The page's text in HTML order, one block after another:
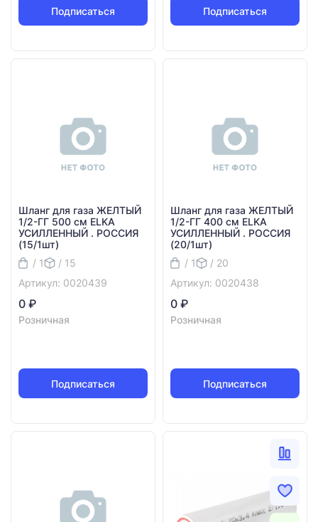
Подписаться Подписаться
Шланг для газа ЖЕЛТЫЙ
1/2-ГГ 500 см ELKA
УСИЛЛЕННЫЙ . РОССИЯ
(15/1шт)
/ 1
/ 15
Артикул: 0020439
0 ₽
Розничная
Подписаться
Шланг для газа ЖЕЛТЫЙ
1/2-ГГ 400 см ELKA
УСИЛЛЕННЫЙ . РОССИЯ
(20/1шт)
/ 1
/ 20
Артикул: 0020438
0 ₽
Розничная
Подписаться